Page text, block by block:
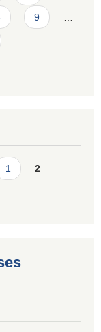
9
1 2